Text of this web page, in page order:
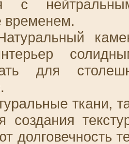
с
временем.
для
ткани,
создания
долговечность